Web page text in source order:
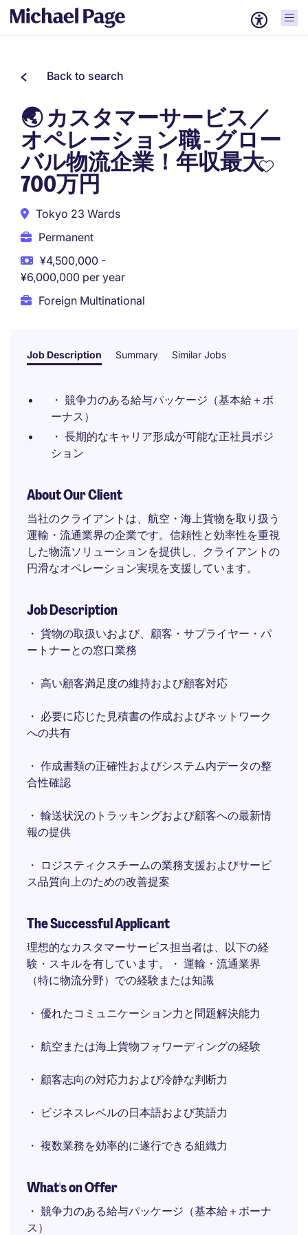
Back to search
🌏 カスタマーサービス／
オペレーション職 - グロー
バル物流企業！年収最大
700万円
Tokyo 23 Wards
Permanent
¥4,500,000 -
¥6,000,000 per year
Foreign Multinational
Job Description Summary Similar Jobs
・ 競争力のある給与パッケージ（基本給＋ボ
ーナス）
・ 長期的なキャリア形成が可能な正社員ポジ
ション
About Our Client
当社のクライアントは、航空・海上貨物を取り扱う
運輸・流通業界の企業です。信頼性と効率性を重視
した物流ソリューションを提供し、クライアントの
円滑なオペレーション実現を支援しています。
Job Description
・ 貨物の取扱いおよび、顧客・サプライヤー・パ
ートナーとの窓口業務
・ 高い顧客満足度の維持および顧客対応
・ 必要に応じた見積書の作成およびネットワーク
への共有
・ 作成書類の正確性およびシステム内データの整
合性確認
・ 輸送状況のトラッキングおよび顧客への最新情
報の提供
・ ロジスティクスチームの業務支援およびサービ
ス品質向上のための改善提案
The Successful Applicant
理想的なカスタマーサービス担当者は、以下の経
験・スキルを有しています。・ 運輸・流通業界
（特に物流分野）での経験または知識
・ 優れたコミュニケーション力と問題解決能力
・ 航空または海上貨物フォワーディングの経験
・ 顧客志向の対応力および冷静な判断力
・ ビジネスレベルの日本語および英語力
・ 複数業務を効率的に遂行できる組織力
What's on Offer
・ 競争力のある給与パッケージ（基本給＋ボーナ
ス）